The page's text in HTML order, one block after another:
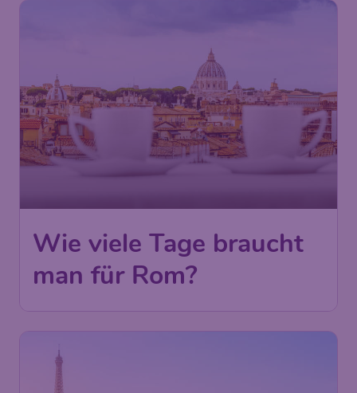
Wie viele Tage braucht
man für Rom?